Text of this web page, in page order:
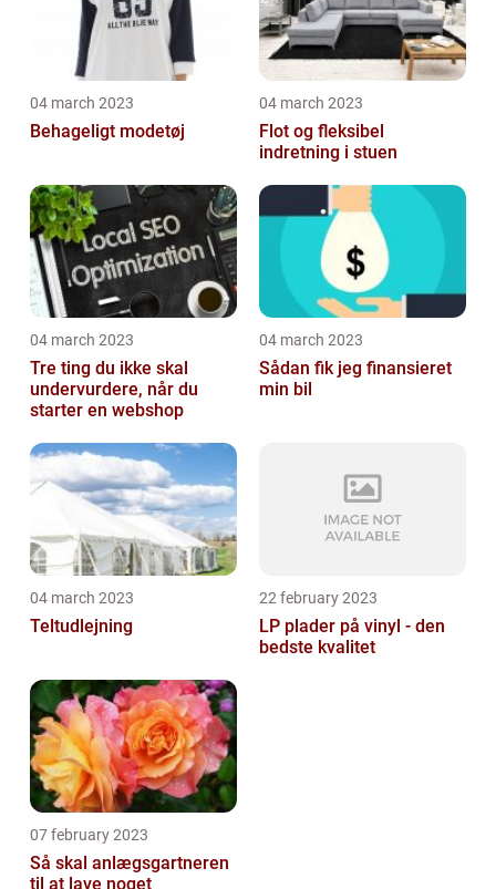
04 march 2023
Behageligt modetøj
04 march 2023
Flot og fleksibel
indretning i stuen
04 march 2023
Tre ting du ikke skal
undervurdere, når du
starter en webshop
04 march 2023
Sådan fik jeg finansieret
min bil
04 march 2023
Teltudlejning
22 february 2023
LP plader på vinyl - den
bedste kvalitet
07 february 2023
Så skal anlægsgartneren
til at lave noget